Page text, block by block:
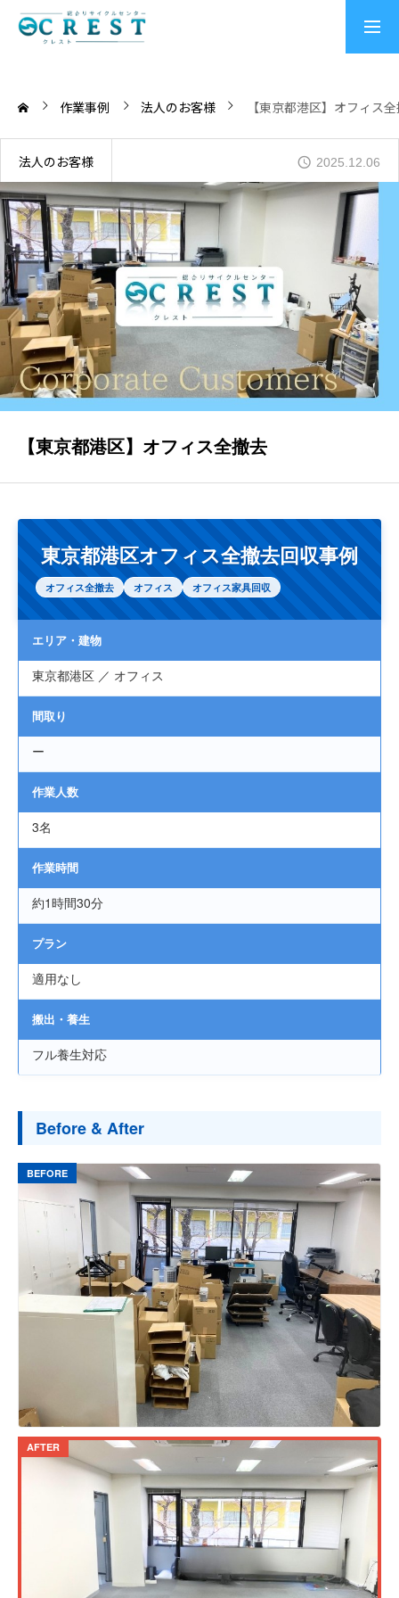
個人のお客様向けサービス
法人のお客様向けサービス
クレスト作業実績
お客様の声
対応エリア
会社概要
SDGsの取り組みについて
料金案内
お問い合わせ
よくある質問
作業事例 法人のお客様 【東京都港区】オフィス
法人のお客様 2025.12.06
【東京都港区】オフィス全撤去
東京都港区オフィス全撤去回収事例
オフィス全撤去 オフィス オフィス家具回収
エリア・建物
東京都港区 ／ オフィス
間取り
ー
作業人数
3名
作業時間
約1時間30分
プラン
適用なし
搬出・養生
フル養生対応
Before & After
BEFORE
AFTER